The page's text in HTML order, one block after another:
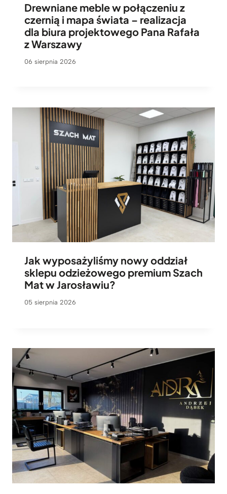
Drewniane meble w połączeniu z
czernią i mapa świata – realizacja
dla biura projektowego Pana Rafała
z Warszawy
06 sierpnia 2026
Jak wyposażyliśmy nowy oddział
sklepu odzieżowego premium Szach
Mat w Jarosławiu?
05 sierpnia 2026